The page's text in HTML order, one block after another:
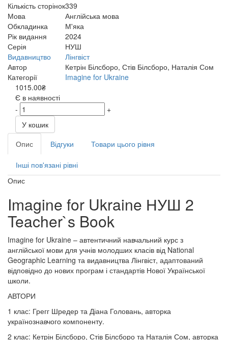
Кількість сторінок339
Мова
Англійська мова
Обкладинка
М'яка
Рік видання
2024
Серія
НУШ
Видавництво
Лінгвіст
Автор
Кетрін Білсборо, Стів Білсборо, Наталія Сом
Категорії
Imagine for Ukraine
1015.00₴
Є в наявності
-
+
У кошик
Опис
Відгуки Товари цього рівня
Інші пов'язані рівні
Опис
Imagine for Ukraine НУШ 2
Teacher`s Book
Imagine for Ukraine – автентичний навчальний курс з
англійської мови для учнів молодших класів від National
Geographic Learning та видавництва Лінгвіст, адаптований
відповідно до нових програм і стандартів Нової Української
школи.
АВТОРИ
1 клас: Грегг Шредер та Діана Головань, авторка
українознавчого компоненту.
2 клас: Кетрін Білсборо, Стів Білсборо та Наталія Сом, авторка